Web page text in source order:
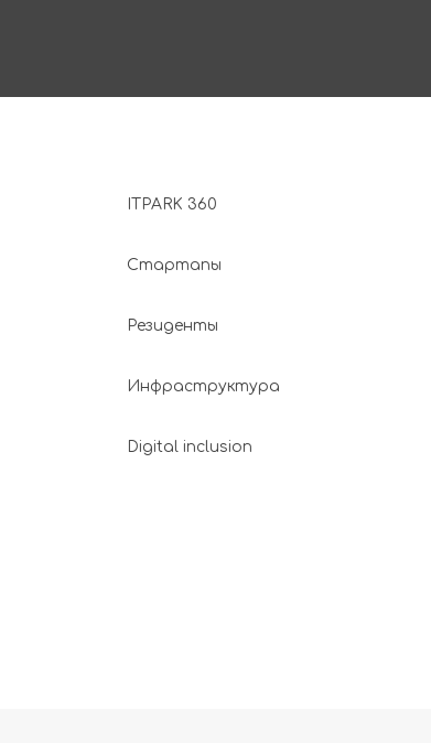
ITPARK 360
Стартапы
Резиденты
Инфраструктура
Digital inclusion